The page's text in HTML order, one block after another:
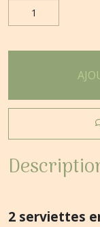
2 serviettes